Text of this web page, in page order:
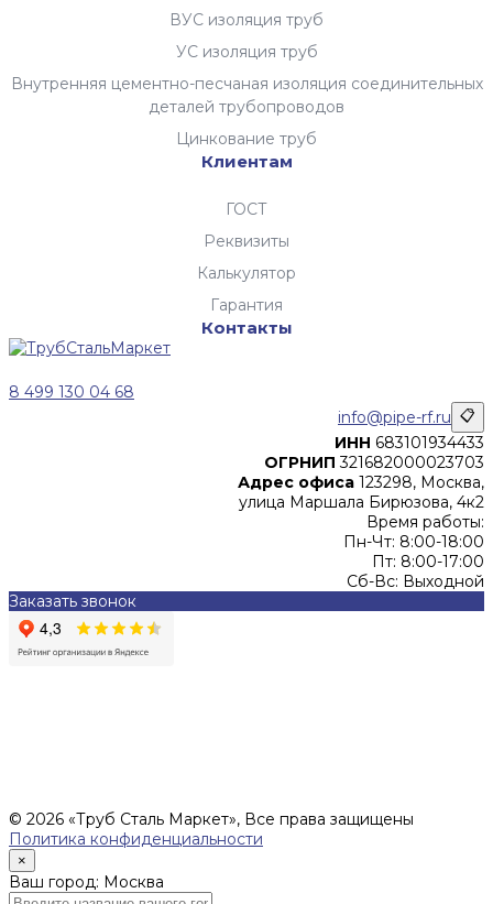
ВУС изоляция труб
УС изоляция труб
Внутренняя цементно-песчаная изоляция соединительных
деталей трубопроводов
Цинкование труб
Клиентам
ГОСТ
Реквизиты
Калькулятор
Гарантия
Контакты
8 499 130 04 68
info@pipe-rf.ru 📋
ИНН 683101934433
ОГРНИП 321682000023703
Адрес офиса 123298, Москва,
улица Маршала Бирюзова, 4к2
Время работы:
Пн-Чт: 8:00-18:00
Пт: 8:00-17:00
Сб-Вс: Выходной
Заказать звонок
© 2026 «Труб Сталь Маркет», Все права защищены
Политика конфиденциальности
×
Ваш город: Москва